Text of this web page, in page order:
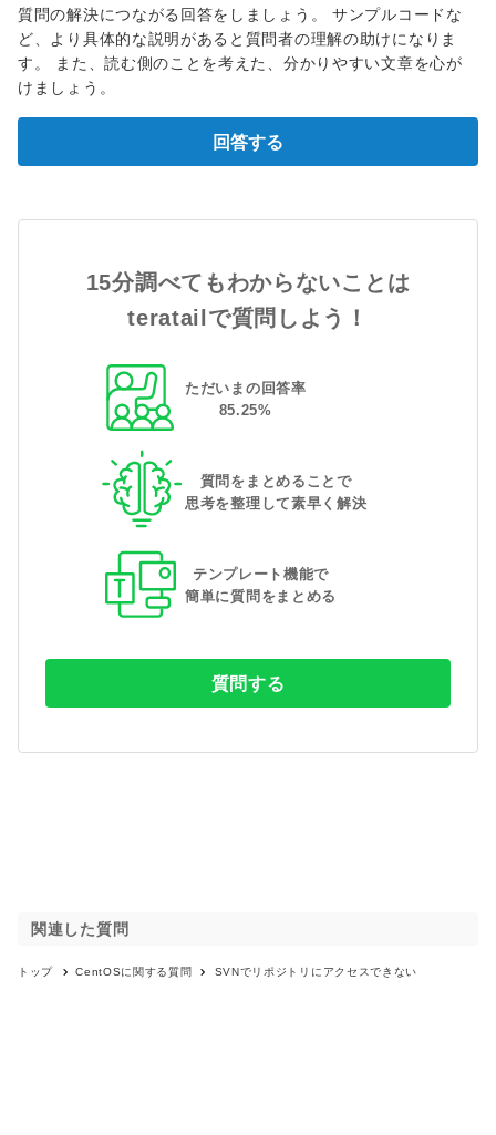
質問の解決につながる回答をしましょう。 サンプルコードな
ど、より具体的な説明があると質問者の理解の助けになりま
す。 また、読む側のことを考えた、分かりやすい文章を心が
けましょう。
回答する
15分調べてもわからないことは
teratailで質問しよう！
ただいまの回答率
85.25%
質問をまとめることで
思考を整理して素早く解決
テンプレート機能で
簡単に質問をまとめる
質問する
関連した質問
トップ CentOSに関する質問 SVNでリポジトリにアクセスできない